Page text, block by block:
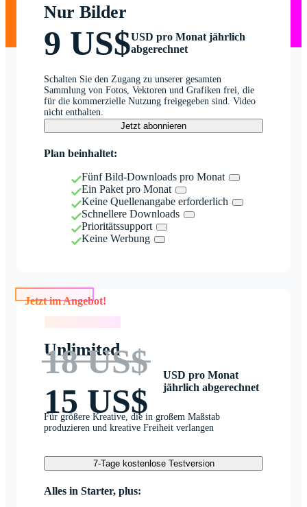
Nur Bilder
9 US$USD pro Monat jährlich
abgerechnet
Schalten Sie den Zugang zu unserer gesamten
Sammlung von Fotos, Vektoren und Grafiken frei, die
für die kommerzielle Nutzung freigegeben sind. Video
nicht enthalten.
Jetzt abonnieren
Plan beinhaltet:
Fünf Bild-Downloads pro Monat
Ein Paket pro Monat
Keine Quellenangabe erforderlich
Schnellere Downloads
Prioritätssupport
Keine Werbung
Jetzt im Angebot!
Unlimited
18 US$
15 US$
USD pro Monat
jährlich abgerechnet
Für größere Kreative, die in großem Maßstab
produzieren und kreative Freiheit verlangen
7-Tage kostenlose Testversion
Alles in Starter, plus: